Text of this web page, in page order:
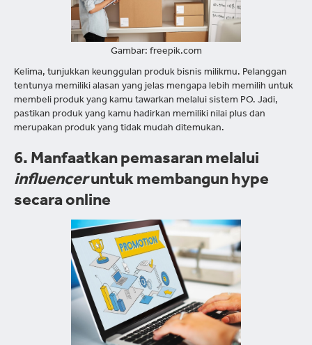
Gambar: freepik.com
Kelima, tunjukkan keunggulan produk bisnis milikmu. Pelanggan
tentunya memiliki alasan yang jelas mengapa lebih memilih untuk
membeli produk yang kamu tawarkan melalui sistem PO. Jadi,
pastikan produk yang kamu hadirkan memiliki nilai plus dan
merupakan produk yang tidak mudah ditemukan.
6. Manfaatkan pemasaran melalui
influenceruntuk membangun hype
secara online